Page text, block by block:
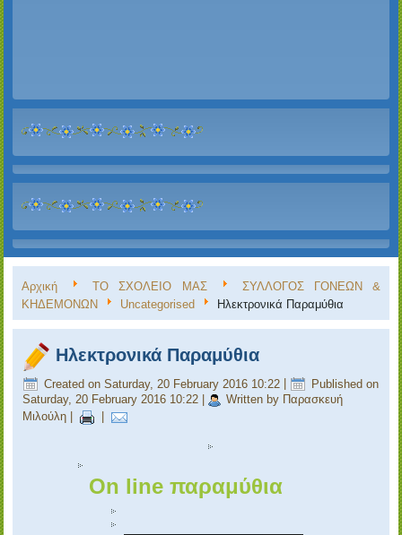
Αρχική ΤΟ ΣΧΟΛΕΙΟ ΜΑΣ
ΣΥΛΛΟΓΟΣ ΓΟΝΕΩΝ &
ΚΗΔΕΜΟΝΩΝ
Uncategorised Ηλεκτρονικά Παραμύθια
Ηλεκτρονικά Παραμύθια
Created on Saturday, 20 February 2016 10:22
Published on
Saturday, 20 February 2016 10:22
Written by Παρασκευή
Μιλούλη
On line παραμύθια